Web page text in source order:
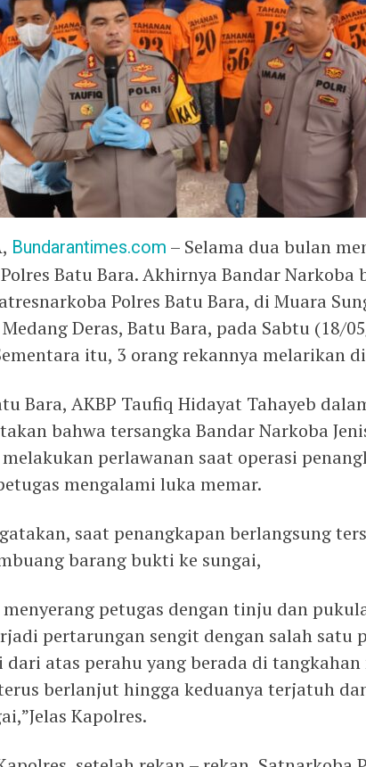
Bundarantimes.com – Selama dua bulan
Batu Bara. Akhirnya Bandar Narkoba
Polres Batu Bara, di Muara
Deras, Batu Bara, pada Sabtu (18/
itu, 3 orang rekannya melarikan
Bara, AKBP Taufiq Hidayat Tahayeb
bahwa tersangka Bandar Narkoba
perlawanan saat operasi
mengalami luka memar.
saat penangkapan berlangsung
barang bukti ke sungai,
menyerang petugas dengan tinju dan
pertarungan sengit dengan salah satu
dari atas perahu yang berada di tangkahan
berlanjut hingga keduanya terjatuh
Kapolres.